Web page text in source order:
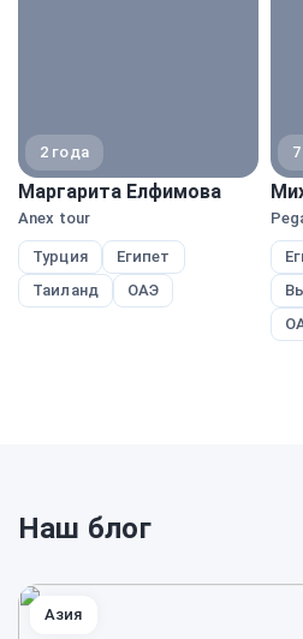
2 года
Маргарита Елфимова
Anex tour
Турция
Египет
Таиланд
ОАЭ
Наш блог
Азия